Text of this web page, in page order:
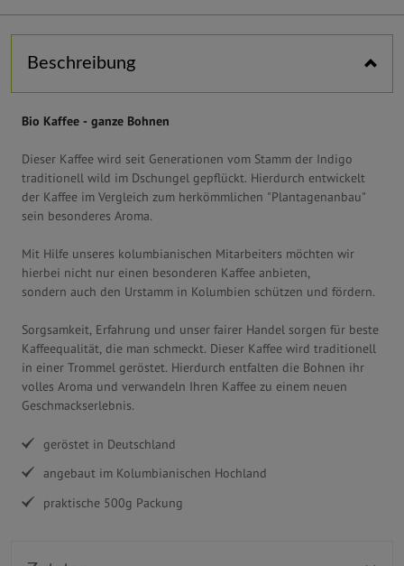
Beschreibung
Bio Kaffee - ganze Bohnen
Dieser Kaffee wird seit Generationen vom Stamm der Indigo
traditionell wild im Dschungel gepflückt. Hierdurch entwickelt
der Kaffee im Vergleich zum herkömmlichen "Plantagenanbau"
sein besonderes Aroma.
Mit Hilfe unseres kolumbianischen Mitarbeiters möchten wir
hierbei nicht nur einen besonderen Kaffee anbieten,
sondern auch den Urstamm in Kolumbien schützen und fördern.
Sorgsamkeit, Erfahrung und unser fairer Handel sorgen für beste
Kaffeequalität, die man schmeckt. Dieser Kaffee wird traditionell
in einer Trommel geröstet. Hierdurch entfalten die Bohnen ihr
volles Aroma und verwandeln Ihren Kaffee zu einem neuen
Geschmackserlebnis.
geröstet in Deutschland
angebaut im Kolumbianischen Hochland
praktische 500g Packung